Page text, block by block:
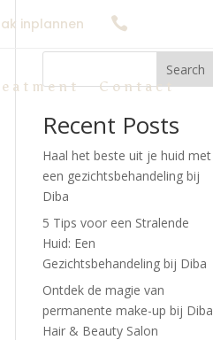
inplannen 
Contact
Search
Recent Posts
Haal het beste uit je huid met
een gezichtsbehandeling bij
Diba
5 Tips voor een Stralende
Huid: Een
Gezichtsbehandeling bij Diba
Ontdek de magie van
permanente make-up bij Diba
Hair & Beauty Salon